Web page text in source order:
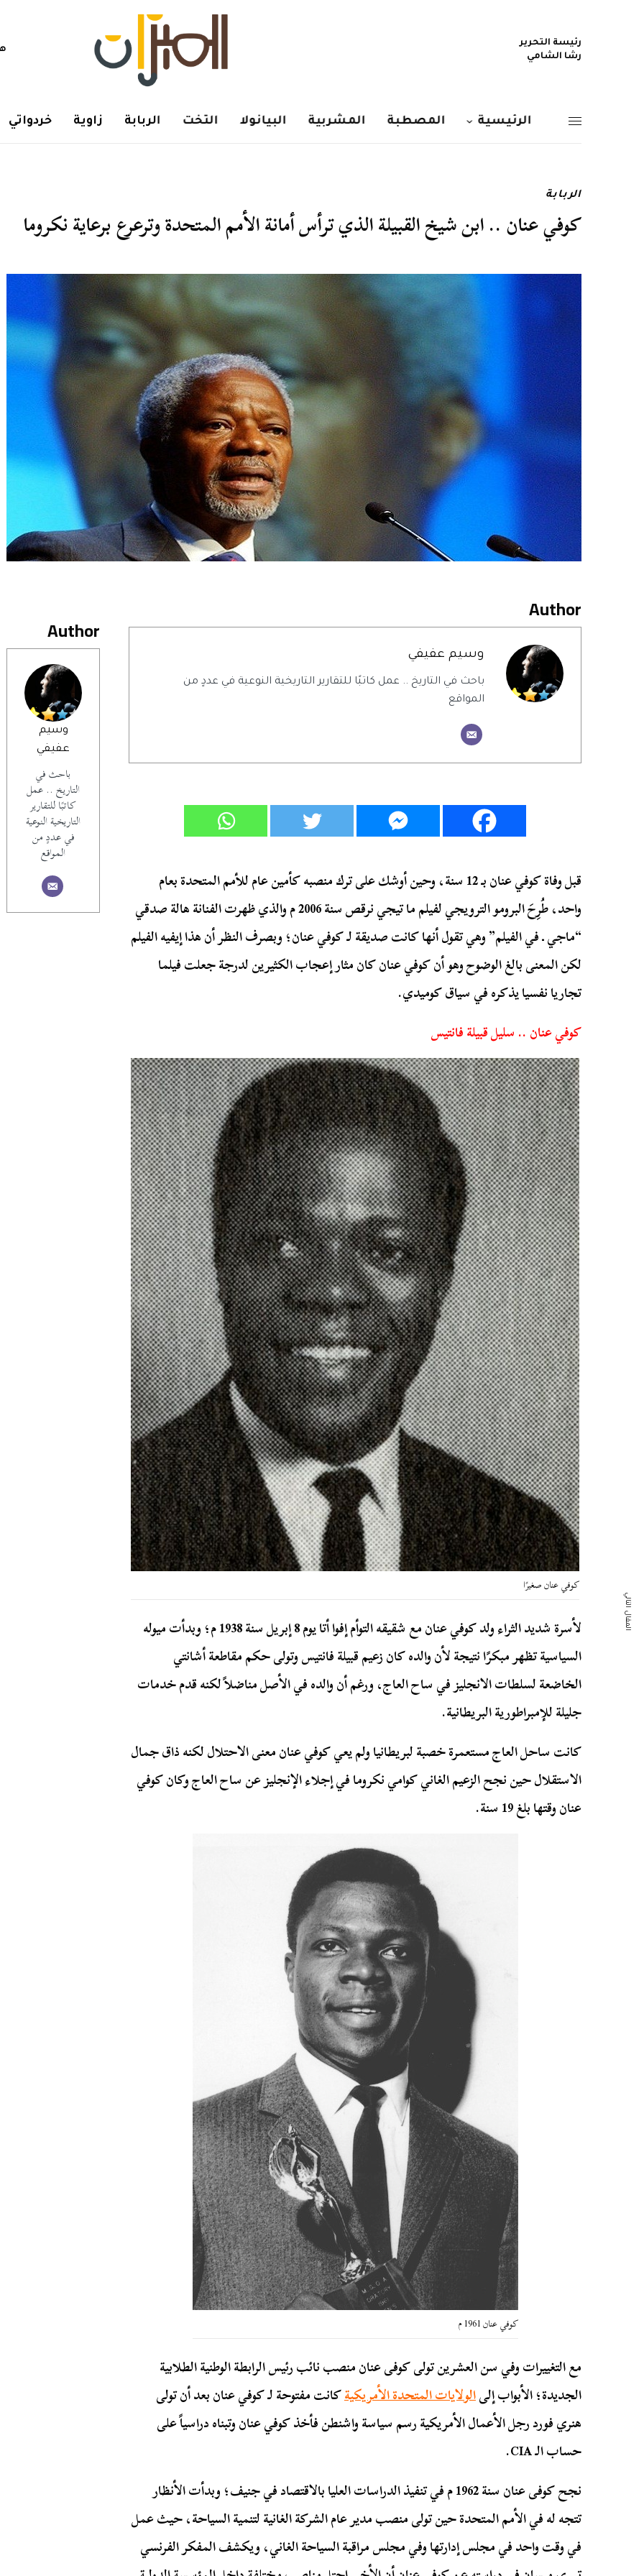
رئيسة التحرير
رشا الشامي
الرئيسية المصطبة المشربية البيانولا التخت الربابة زاوية خردواتي
الربابة
كوفي عنان .. ابن شيخ القبيلة الذي ترأس أمانة الأمم المتحدة وترعرع برعاية نكروما
Author
وسيم
عفيفي
باحث في
التاريخ .. عمل
كاتبًا للتقارير
التاريخية النوعية
في عددٍ من
المواقع
Author
وسيم عفيفي
باحث في التاريخ .. عمل كاتبًا للتقارير التاريخية النوعية في عددٍ من
المواقع
قبل وفاة كوفي عنان بـ 12 سنة، وحين أوشك على ترك منصبه كأمين عام للأمم المتحدة بعام
واحد، طُرِحَ البرومو الترويجي لفيلم ما تيجي نرقص سنة 2006 م والذي ظهرت الفنانة هالة صدقي
“ماجي ـ في الفيلم” وهي تقول أنها كانت صديقة لـ كوفي عنان؛ وبصرف النظر أن هذا إيفيه الفيلم
لكن المعنى بالغ الوضوح وهو أن كوفي عنان كان مثار إعجاب الكثيرين لدرجة جعلت فيلما
تجاريا نفسيا يذكره في سياق كوميدي.
كوفي عنان .. سليل قبيلة فانتيس
كوفي عنان صغيرًا
لأسرة شديد الثراء ولد كوفي عنان مع شقيقه التوأم إفوا أتا يوم 8 إبريل سنة 1938 م؛ وبدأت ميوله
السياسية تظهر مبكرًا نتيجة لأن والده كان زعيم قبيلة فانتيس وتولى حكم مقاطعة أشانتي
الخاضعة لسلطات الانجليز في ساح العاج، ورغم أن والده في الأصل مناضلاً لكنه قدم خدمات
جليلة للإمبراطورية البريطانية.
كانت ساحل العاج مستعمرة خصبة لبريطانيا ولم يعي كوفي عنان معنى الاحتلال لكنه ذاق جمال
الاستقلال حين نجح الزعيم الغاني كوامي نكروما في إجلاء الإنجليز عن ساح العاج وكان كوفي
عنان وقتها بلغ 19 سنة.
كوفي عنان 1961 م
مع التغييرات وفي سن العشرين تولى كوفى عنان منصب نائب رئيس الرابطة الوطنية الطلابية
الجديدة؛ الأبواب إلىالولايات المتحدة الأمريكيةكانت مفتوحة لـ كوفي عنان بعد أن تولى
هنري فورد رجل الأعمال الأمريكية رسم سياسة واشنطن فأخذ كوفي عنان وتبناه دراسياً على
حساب الـ CIA.
نجح كوفى عنان سنة 1962 م في تنفيذ الدراسات العليا بالاقتصاد في جنيف؛ وبدأت الأنظار
تتجه له في الأمم المتحدة حين تولى منصب مدير عام الشركة الغانية لتنمية السياحة، حيث عمل
في وقت واحد في مجلس إدارتها وفي مجلس مراقبة السياحة الغاني، ويكشف المفكر الفرنسي
المقال التالي